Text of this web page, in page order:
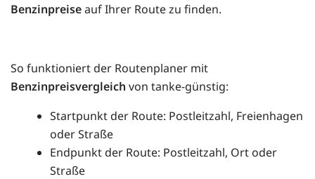
Benzinpreiseauf Ihrer Route zu finden.
So funktioniert der Routenplaner mit
Benzinpreisvergleich von tanke-günstig:
Startpunkt der Route: Postleitzahl, Freienhagen
oder Straße
Endpunkt der Route: Postleitzahl, Ort oder
Straße